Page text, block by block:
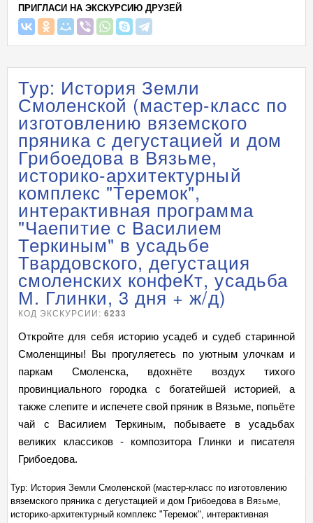
ПРИГЛАСИ НА ЭКСКУРСИЮ ДРУЗЕЙ
Тур: История Земли
Смоленской (мастер-класс по
изготовлению вяземского
пряника с дегустацией и дом
Грибоедова в Вязьме,
историко-архитектурный
комплекс "Теремок",
интерактивная программа
"Чаепитие с Василием
Теркиным" в усадьбе
Твардовского, дегустация
смоленских конфеКт, усадьба
М. Глинки, 3 дня + ж/д)
КОД ЭКСКУРСИИ:6233
Откройте для себя историю усадеб и судеб старинной
Смоленщины! Вы прогуляетесь по уютным улочкам и
паркам Смоленска, вдохнёте воздух тихого
провинциального городка с богатейшей историей, а
также слепите и испечете свой пряник в Вязьме, попьёте
чай с Василием Теркиным, побываете в усадьбах
великих классиков - композитора Глинки и писателя
Грибоедова.
+
Тур: История Земли Смоленской (мастер-класс по изготовлению
вяземского пряника с дегустацией и дом Грибоедова в Вязьме,
историко-архитектурный комплекс "Теремок", интерактивная